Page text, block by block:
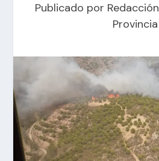
Publicado por Redacción
Provincia